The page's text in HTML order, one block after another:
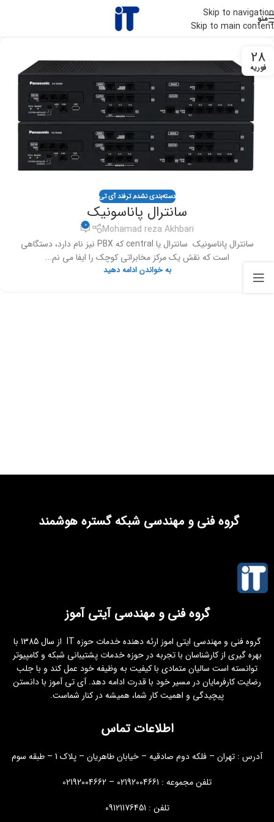
Skip to navigation
Skip to main content
منو
28
فوریه
دسته‌بندی نشده,ترفند آی تی
سانترال پاناسونیک
Mohamad reza Akhbari
0
سانترال پاناسونیک سانترال یا central که PBX نیز نام دارد، دستگاهی
است که نقش یک مرکز مخابراتی کوچک را ایفا می نم...
به خواندن ادامه دهید
گروه فنی و مهندسی شبکه گستره هوشمند
گروه فنی و مهندسی آیتی آموز
گروه فنی و مهندسی ایتی اموز ارئه دهنده خدمات حوزه IT از سال 1385 با
بهره گیری از کارشناسان با تجربه در حوزه خدمات پشتیبانی شبکه و کامپیوتر
توانسته است سالیان متمادی با کیفیت به وظیفه خود عمل کند و با جلب
رضایت کارفرمایان در مسیر خود با قدرت ادامه دهد. آی تی آموز با دانستن
پیچیدگی و اهمیت کار شما، همیشه در کنار شماست.
اطلاعات تماس
آدرس : تهران – فلکه دوم صادقیه – خیابان طاهریان – پلاک 1 – طبقه سوم
تلفن مجموعه : 02192004661 – 02192004662
تلفن : 09121176451